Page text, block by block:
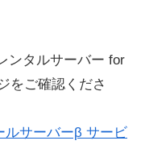
ンタルサーバー for
をご確認くださ
ルサーバーβ サービ